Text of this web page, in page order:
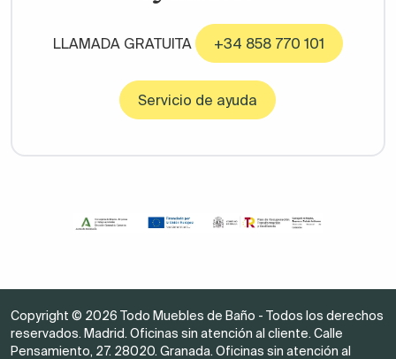
LLAMADA GRATUITA +34 858 770 101
Servicio de ayuda
Copyright © 2026 Todo Muebles de Baño - Todos los derechos
reservados. Madrid. Oficinas sin atención al cliente. Calle
Pensamiento, 27. 28020. Granada. Oficinas sin atención al